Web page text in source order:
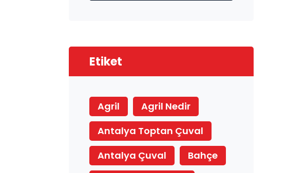
Etiket
Agril
Agril Nedir
Antalya Toptan Çuval
Antalya Çuval
Bahçe